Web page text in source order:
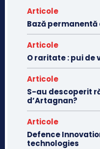
Articole
Bază permanentă
Articole
O raritate : pui de
Articole
S-au descoperit
d’Artagnan?
Articole
Defence
technologies